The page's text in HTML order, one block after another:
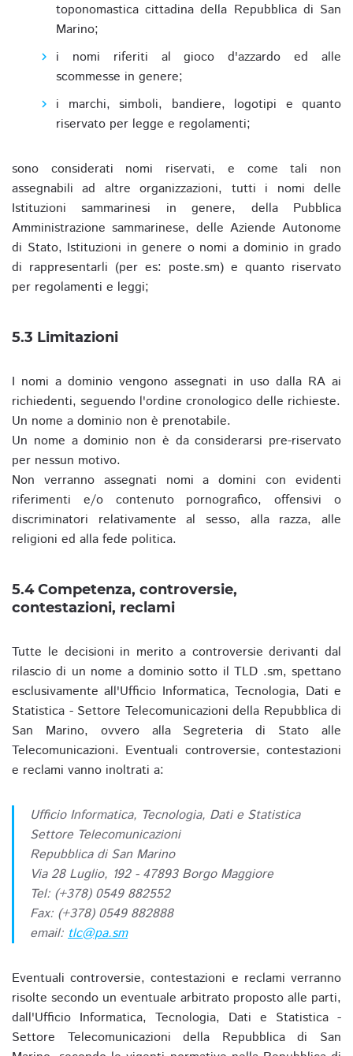
toponomastica cittadina della Repubblica di San
Marino;
i nomi riferiti al gioco d'azzardo ed alle
scommesse in genere;
i marchi, simboli, bandiere, logotipi e quanto
riservato per legge e regolamenti;
sono considerati nomi riservati, e come tali non
assegnabili ad altre organizzazioni, tutti i nomi delle
Istituzioni sammarinesi in genere, della Pubblica
Amministrazione sammarinese, delle Aziende Autonome
di Stato, Istituzioni in genere o nomi a dominio in grado
di rappresentarli (per es: poste.sm) e quanto riservato
per regolamenti e leggi;
5.3 Limitazioni
I nomi a dominio vengono assegnati in uso dalla RA ai
richiedenti, seguendo l'ordine cronologico delle richieste.
Un nome a dominio non è prenotabile.
Un nome a dominio non è da considerarsi pre-riservato
per nessun motivo.
Non verranno assegnati nomi a domini con evidenti
riferimenti e/o contenuto pornografico, offensivi o
discriminatori relativamente al sesso, alla razza, alle
religioni ed alla fede politica.
5.4 Competenza, controversie,
contestazioni, reclami
Tutte le decisioni in merito a controversie derivanti dal
rilascio di un nome a dominio sotto il TLD .sm, spettano
esclusivamente all'Ufficio Informatica, Tecnologia, Dati e
Statistica - Settore Telecomunicazioni della Repubblica di
San Marino, ovvero alla Segreteria di Stato alle
Telecomunicazioni. Eventuali controversie, contestazioni
e reclami vanno inoltrati a:
Ufficio Informatica, Tecnologia, Dati e Statistica
Settore Telecomunicazioni
Repubblica di San Marino
Via 28 Luglio, 192 - 47893 Borgo Maggiore
Tel: (+378) 0549 882552
Fax: (+378) 0549 882888
email: tlc@pa.sm
Eventuali controversie, contestazioni e reclami verranno
risolte secondo un eventuale arbitrato proposto alle parti,
dall'Ufficio Informatica, Tecnologia, Dati e Statistica -
Settore Telecomunicazioni della Repubblica di San